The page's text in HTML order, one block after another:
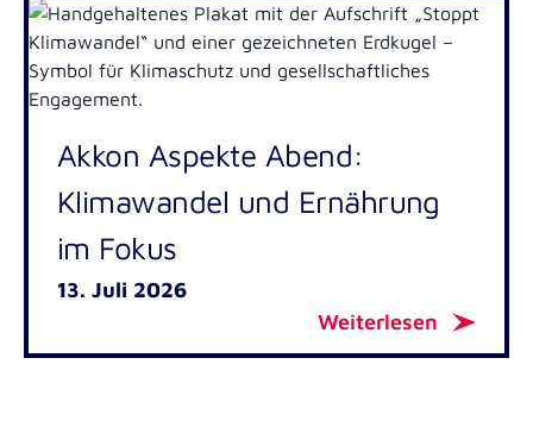
Akkon Aspekte Abend:
Klimawandel und Ernährung
im Fokus
13. Juli 2026
Weiterlesen